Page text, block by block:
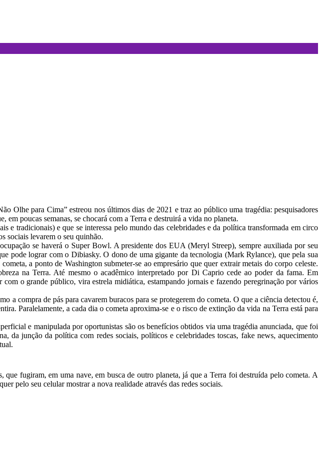
Olhe para Cima” estreou nos últimos dias de 2021 e traz ao público uma tragédia: pesquisadores
poucas semanas, se chocará com a Terra e destruirá a vida no planeta.
tradicionais) e que se interessa pelo mundo das celebridades e da política transformada em circo
sociais levarem o seu quinhão.
se haverá o Super Bowl. A presidente dos EUA (Meryl Streep), sempre auxiliada por seu
pode lograr com o Dibiasky. O dono de uma gigante da tecnologia (Mark Rylance), que pela sua
a ponto de Washington submeter-se ao empresário que quer extrair metais do corpo celeste.
na Terra. Até mesmo o acadêmico interpretado por Di Caprio cede ao poder da fama. Em
o grande público, vira estrela midiática, estampando jornais e fazendo peregrinação por vários
a compra de pás para cavarem buracos para se protegerem do cometa. O que a ciência detectou é,
Paralelamente, a cada dia o cometa aproxima-se e o risco de extinção da vida na Terra está para
e manipulada por oportunistas são os benefícios obtidos via uma tragédia anunciada, que foi
da junção da política com redes sociais, políticos e celebridades toscas, fake news, aquecimento
fugiram, em uma nave, em busca de outro planeta, já que a Terra foi destruída pelo cometa. A
pelo seu celular mostrar a nova realidade através das redes sociais.